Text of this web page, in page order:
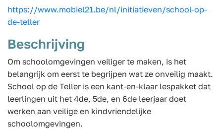
https://www.mobiel21.be/nl/initiatieven/school-op-
de-teller
Beschrijving
Om schoolomgevingen veiliger te maken, is het
belangrijk om eerst te begrijpen wat ze onveilig maakt.
School op de Teller is een kant-en-klaar lespakket dat
leerlingen uit het 4de, 5de, en 6de leerjaar doet
werken aan veilige en kindvriendelijke
schoolomgevingen.